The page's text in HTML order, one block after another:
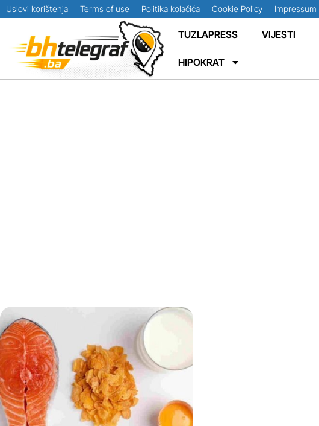
Uslovi korištenja Terms of use Politika kolačića Cookie Policy Impressum
TUZLAPRESS VIJESTI
HIPOKRAT